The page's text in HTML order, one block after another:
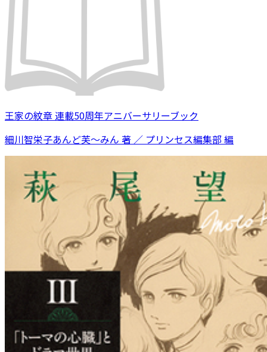
王家の紋章 連載50周年アニバーサリーブック
細川智栄子あんど芙～みん 著 ／ プリンセス編集部 編